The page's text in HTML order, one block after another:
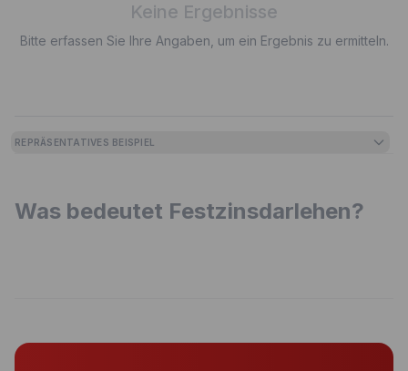
Keine Ergebnisse
Bitte erfassen Sie Ihre Angaben, um ein Ergebnis zu ermitteln.
REPRÄSENTATIVES BEISPIEL
Was bedeutet Festzinsdarlehen?